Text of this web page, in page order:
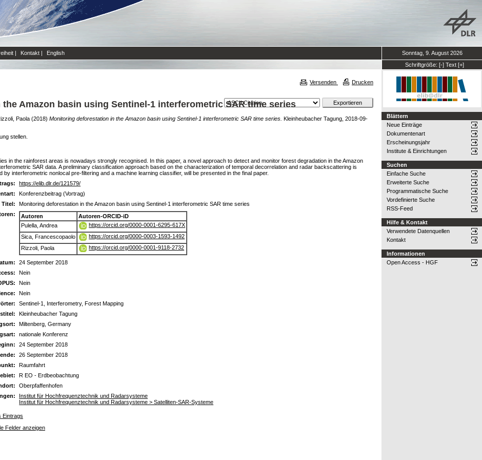
| Kontakt | English
Sonntag, 9. August 2026
Schriftgröße: [-] Text [+]
Versenden Drucken
Amazon basin using Sentinel-1 interferometric SAR time series
Paola (2018) Monitoring deforestation in the Amazon basin using Sentinel-1 interferometric SAR time series. Kleinheubacher Tagung, 2018-09-
stellen.
in the rainforest areas is nowadays strongly recognised. In this paper, a novel approach to detect and monitor forest degradation in the Amazon
SAR data. A preliminary classification approach based on the characterization of temporal decorrelation and radar backscattering is
interferometric nonlocal pre-filtering and a machine learning classifier, will be presented in the final paper.
https://elib.dlr.de/121579/
Konferenzbeitrag (Vortrag)
Titel:
Monitoring deforestation in the Amazon basin using Sentinel-1 interferometric SAR time series
Autoren
Autoren-ORCID-iD
Pulella, Andrea
https://orcid.org/0000-0001-6295-617X
Sica, Francescopaolo
https://orcid.org/0000-0003-1593-1492
Rizzoli, Paola
https://orcid.org/0000-0001-9118-2732
24 September 2018
Nein
Nein
Nein
Sentinel-1, Interferometry, Forest Mapping
Kleinheubacher Tagung
Miltenberg, Germany
nationale Konferenz
24 September 2018
26 September 2018
Raumfahrt
R EO - Erdbeobachtung
Oberpfaffenhofen
Institut für Hochfrequenztechnik und Radarsysteme
Institut für Hochfrequenztechnik und Radarsysteme > Satelliten-SAR-Systeme
Eintrags
Felder anzeigen
Blättern
Neue Einträge
Dokumentenart
Erscheinungsjahr
Institute & Einrichtungen
Suchen
Einfache Suche
Erweiterte Suche
Programmatische Suche
Vordefinierte Suche
RSS-Feed
Hilfe & Kontakt
Verwendete Datenquellen
Kontakt
Informationen
Open Access - HGF